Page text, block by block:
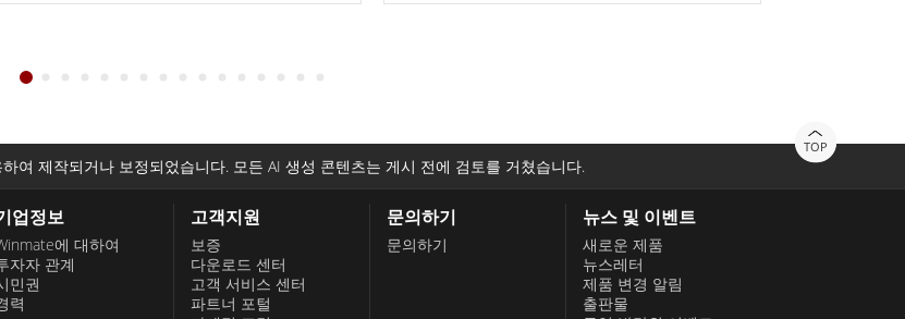
TOP
여 제작되거나 보정되었습니다. 모든 AI 생성 콘텐츠는 게시 전에 검토를 거쳤습니다.
업정보
에 대하여
자자 관계
민권
력
고객지원
보증
다운로드 센터
고객 서비스 센터
파트너 포털
문의하기
문의하기
뉴스 및 이벤트
새로운 제품
뉴스레터
제품 변경 알림
출판물